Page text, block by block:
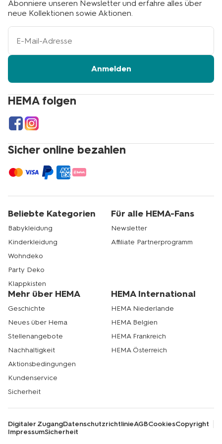
HEMA folgen
Sicher online bezahlen
Abonniere unseren Newsletter und erfahre alles über
neue Kollektionen sowie Aktionen.
Ihre
Adresse
Anmelden
Beliebte Kategorien
Babykleidung
Kinderkleidung
Wohndeko
Party Deko
Klappkisten
Für alle HEMA-Fans
Newsletter
Affiliate Partnerprogramm
Mehr über HEMA
Geschichte
Neues über Hema
Stellenangebote
Nachhaltigkeit
Aktionsbedingungen
Kundenservice
Sicherheit
HEMA International
HEMA Niederlande
HEMA Belgien
HEMA Frankreich
HEMA Österreich
Digitaler ZugangDatenschutzrichtlinieAGBCookiesCopyright
ImpressumSicherheit